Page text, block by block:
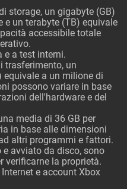
storage, un gigabyte (GB)
un terabyte (TB) equivale
accessibile totale
e a test interni.
trasferimento, un
a un milione di
possono variare in base
dell'hardware e del
media di 36 GB per
in base alle dimensioni
altri programmi e fattori.
avviato da disco, sono
verificarne la proprietà.
e account Xbox